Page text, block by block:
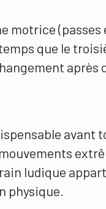
motrice
que le
après
avant
ludique
physique.